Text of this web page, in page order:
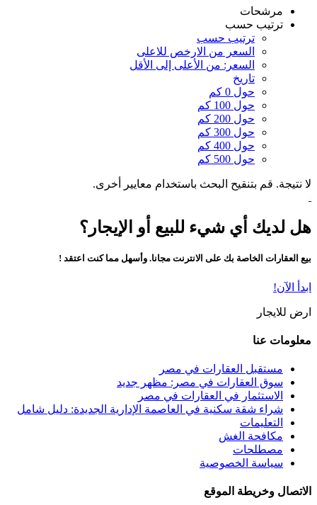
مرشحات
ترتيب حسب
ترتيب حسب
السعر من الارخص للاعلى
السعر: من الأعلى إلى الأقل
تاريخ
حول 0 كم
حول 100 كم
حول 200 كم
حول 300 كم
حول 400 كم
حول 500 كم
لا نتيجة. قم بتنقيح البحث باستخدام معايير أخرى.
هل لديك أي شيء للبيع أو الإيجار؟
بيع العقارات الخاصة بك على الانترنت مجانا. وأسهل مما كنت اعتقد !
ابدأ الآن!
ارض للايجار
معلومات عنا
مستقبل العقارات في مصر
سوق العقارات في مصر: مظهر جديد
الاستثمار في العقارات في مصر
شراء شقة سكنية في العاصمة الإدارية الجديدة: دليل شامل
التعليمات
مكافحة الغش
مصطلحات
سياسة الخصوصية
الاتصال وخريطة الموقع